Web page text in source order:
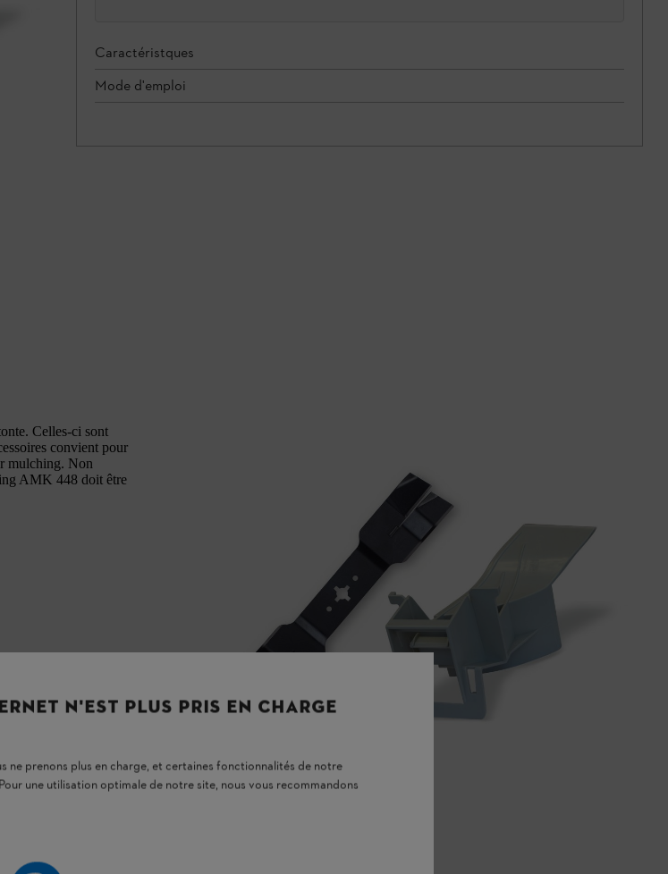
Caractéristques
Mode d'emploi
Celles-ci sont
convient pour
mulching. Non
AMK 448 doit être
N'EST PLUS PRIS EN CHARGE
ne prenons plus en charge, et certaines fonctionnalités de notre
une utilisation optimale de notre site, nous vous recommandons